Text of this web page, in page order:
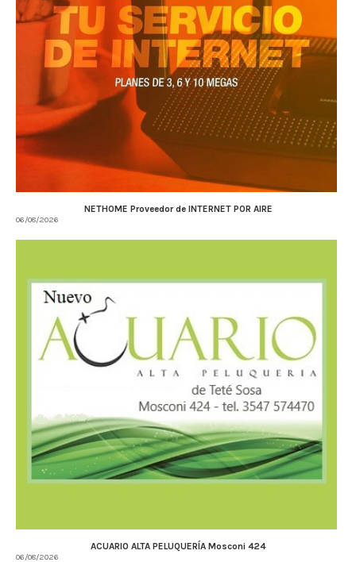
NETHOME Proveedor de INTERNET POR AIRE
06/08/2026
ACUARIO ALTA PELUQUERÍA Mosconi 424
06/08/2026